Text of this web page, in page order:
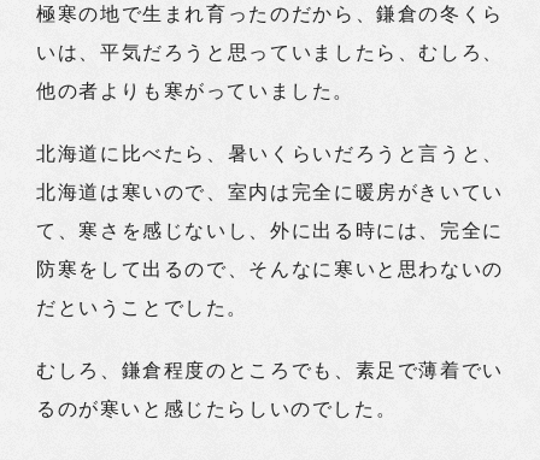
極寒の地で生まれ育ったのだから、鎌倉の冬くら
いは、平気だろうと思っていましたら、むしろ、
他の者よりも寒がっていました。
北海道に比べたら、暑いくらいだろうと言うと、
北海道は寒いので、室内は完全に暖房がきいてい
て、寒さを感じないし、外に出る時には、完全に
防寒をして出るので、そんなに寒いと思わないの
だということでした。
むしろ、鎌倉程度のところでも、素足で薄着でい
るのが寒いと感じたらしいのでした。